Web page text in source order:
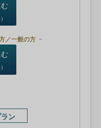
／一般の方
ン